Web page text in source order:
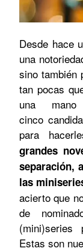
Desde hace
una
sino también
tan pocas
una
cinco
para
grandes
separación,
las
acierto que
de
Estas son